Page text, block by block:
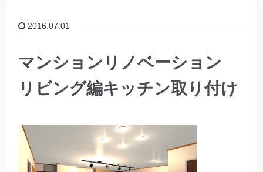
2016.07.01
マンションリノベーション
リビング編キッチン取り付け